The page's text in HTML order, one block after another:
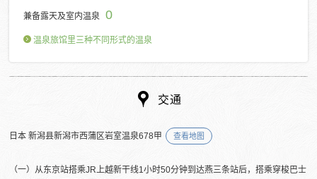
兼备露天及室内温泉 0
温泉旅馆里三种不同形式的温泉
交通
日本 新潟县新潟市西蒲区岩室温泉678甲 查看地图
（一）从东京站搭乘JR上越新干线1小时50分钟到达燕三条站后，搭乘穿梭巴士